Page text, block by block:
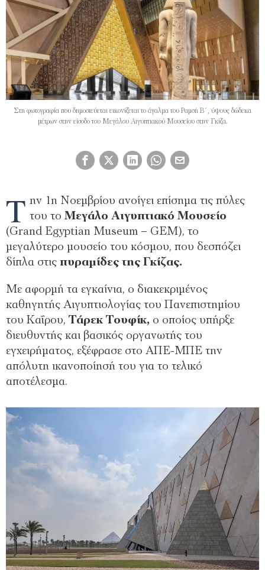
Στη φωτογραφία που δημοσιεύεται εικονίζεται το άγαλμα του Ραμσή Β΄, ύψους δώδεκα
μέτρων στην είσοδο του Μεγάλου Aιγυπτιακού Μουσείου στην Γκίζα.
Τ ην 1η Νοεμβρίου ανοίγει επίσημα τις πύλες
του το Μεγάλο Αιγυπτιακό Μουσείο
(Grand Egyptian Museum – GEM), το
μεγαλύτερο μουσείο του κόσμου, που δεσπόζει
δίπλα στις πυραμίδες της Γκίζας.
Με αφορμή τα εγκαίνια, ο διακεκριμένος
καθηγητής Αιγυπτιολογίας του Πανεπιστημίου
του Καΐρου, Τάρεκ Τουφίκ, ο οποίος υπήρξε
διευθυντής και βασικός οργανωτής του
εγχειρήματος, εξέφρασε στο ΑΠΕ-ΜΠΕ την
απόλυτη ικανοποίησή του για το τελικό
αποτέλεσμα.